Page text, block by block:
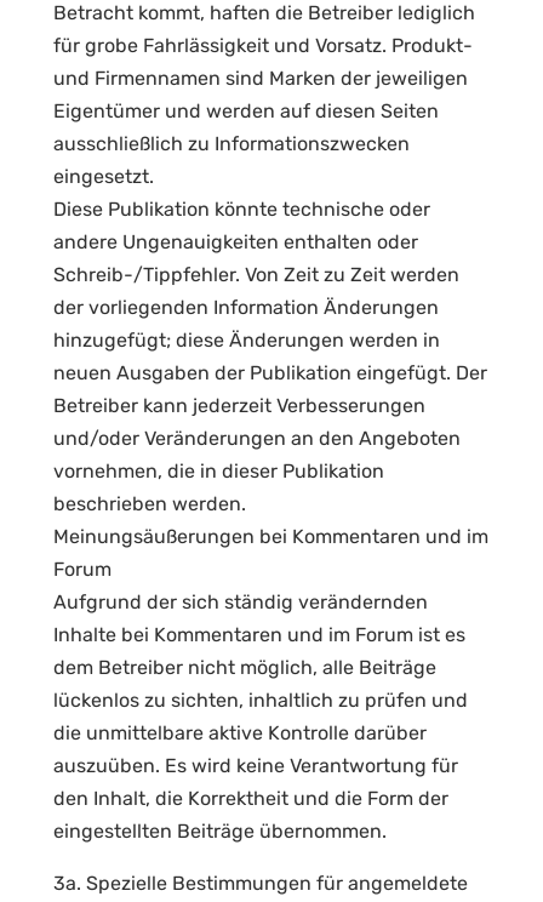
Betracht kommt, haften die Betreiber lediglich
für grobe Fahrlässigkeit und Vorsatz. Produkt-
und Firmennamen sind Marken der jeweiligen
Eigentümer und werden auf diesen Seiten
ausschließlich zu Informationszwecken
eingesetzt.
Diese Publikation könnte technische oder
andere Ungenauigkeiten enthalten oder
Schreib-/Tippfehler. Von Zeit zu Zeit werden
der vorliegenden Information Änderungen
hinzugefügt; diese Änderungen werden in
neuen Ausgaben der Publikation eingefügt. Der
Betreiber kann jederzeit Verbesserungen
und/oder Veränderungen an den Angeboten
vornehmen, die in dieser Publikation
beschrieben werden.
Meinungsäußerungen bei Kommentaren und im
Forum
Aufgrund der sich ständig verändernden
Inhalte bei Kommentaren und im Forum ist es
dem Betreiber nicht möglich, alle Beiträge
lückenlos zu sichten, inhaltlich zu prüfen und
die unmittelbare aktive Kontrolle darüber
auszuüben. Es wird keine Verantwortung für
den Inhalt, die Korrektheit und die Form der
eingestellten Beiträge übernommen.
3a. Spezielle Bestimmungen für angemeldete